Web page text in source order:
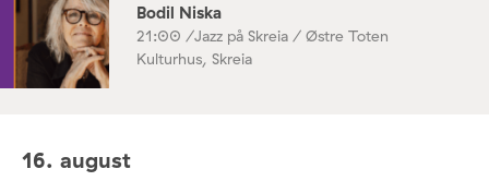
Bodil Niska
21:00 /Jazz på Skreia / Østre Toten
Kulturhus, Skreia
16. august